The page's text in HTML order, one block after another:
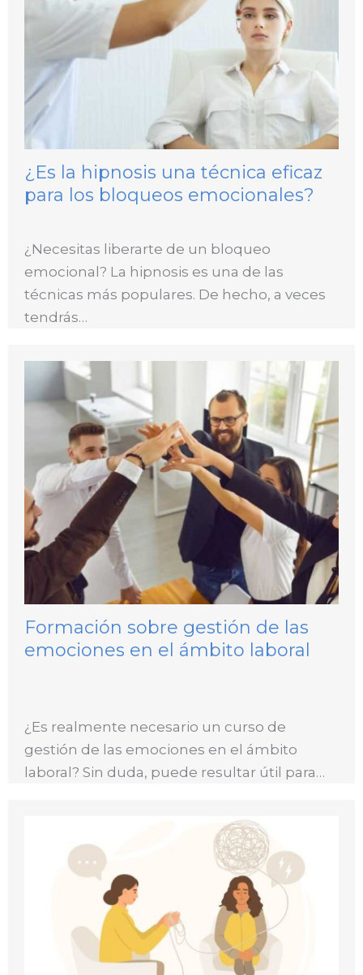
¿Es la hipnosis una técnica eficaz
para los bloqueos emocionales?
¿Necesitas liberarte de un bloqueo
emocional? La hipnosis es una de las
técnicas más populares. De hecho, a veces
tendrás…
Formación sobre gestión de las
emociones en el ámbito laboral
¿Es realmente necesario un curso de
gestión de las emociones en el ámbito
laboral? Sin duda, puede resultar útil para…